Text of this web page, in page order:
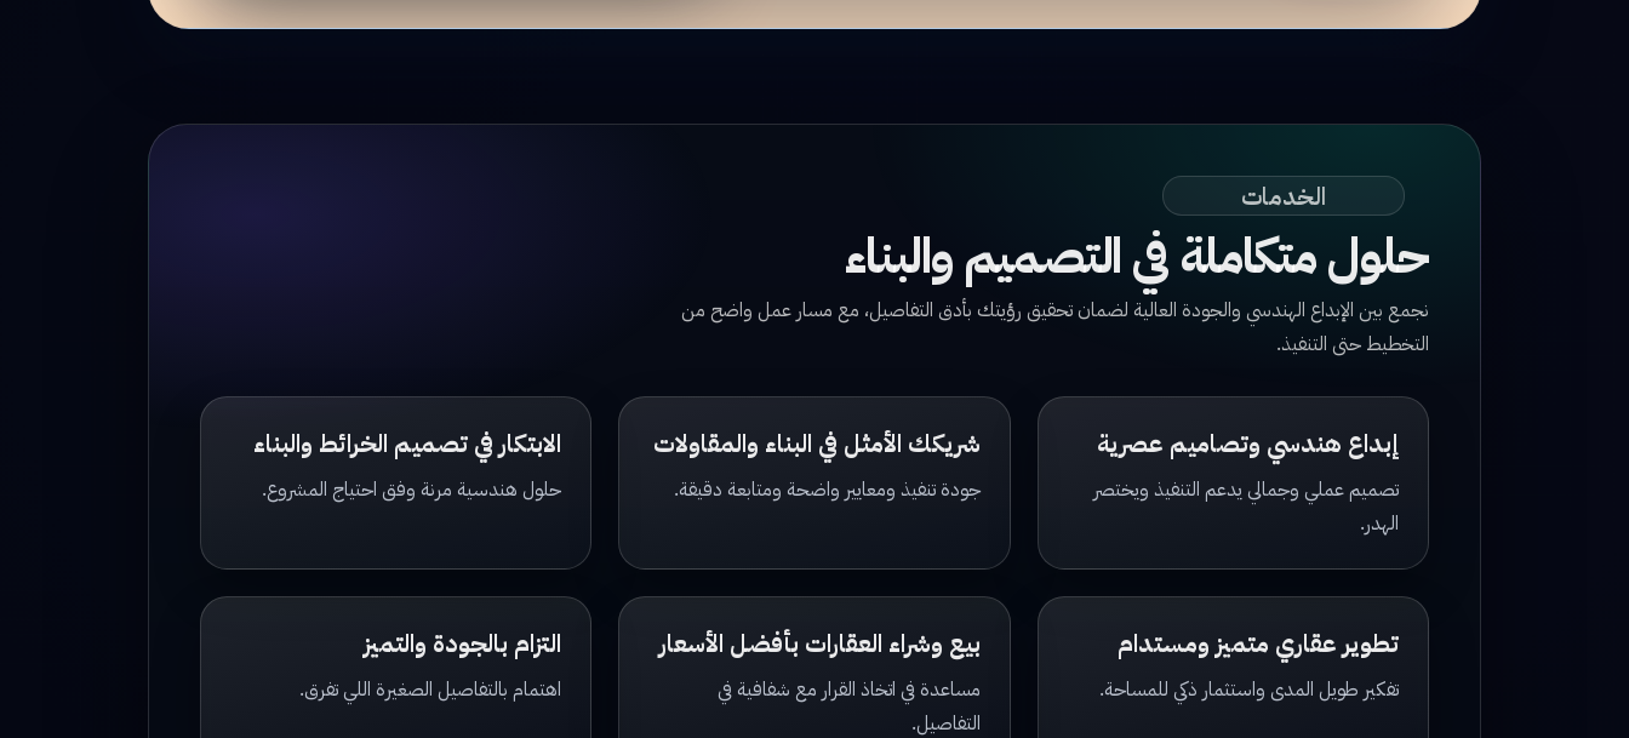
الخدمات
حلول متكاملة في التصميم والبناء
نجمع بين الإبداع الهندسي والجودة العالية لضمان تحقيق رؤيتك بأدق التفاصيل، مع مسار عمل واضح من
التخطيط حتى التنفيذ.
إبداع هندسي وتصاميم عصرية
تصميم عملي وجمالي يدعم التنفيذ ويختصر
الهدر.
شريكك الأمثل في البناء والمقاولات الابتكار في تصميم الخرائط والبناء
تطوير عقاري متميز ومستدام بيع وشراء العقارات بأفضل الأسعار
التفاصيل.
التزام بالجودة والتميز